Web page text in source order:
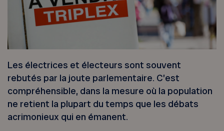
Les électrices et électeurs sont souvent
rebutés par la joute parlementaire. C’est
compréhensible, dans la mesure où la population
ne retient la plupart du temps que les débats
acrimonieux qui en émanent.